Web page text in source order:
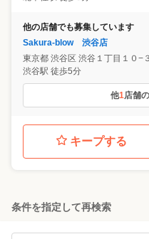
他の店舗でも募集しています
Sakura-blow 渋谷店
東京都 渋谷区 渋谷１丁目１０−
渋谷駅 徒歩5分
他1店舗
キープする
条件を指定して再検索